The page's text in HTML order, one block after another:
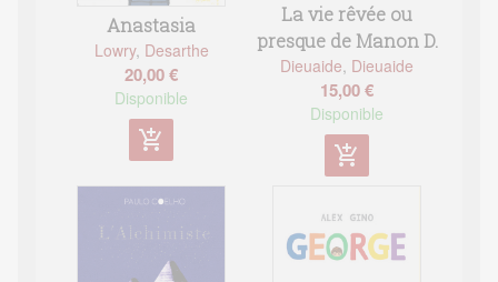
Anastasia
Lowry, Desarthe
20,00 €
Disponible
add_shopping_cart
La vie rêvée ou
presque de Manon D.
Dieuaide, Dieuaide
15,00 €
Disponible
add_shopping_cart